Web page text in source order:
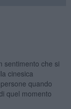
sentimento che si
cinesica
quando
quel momento